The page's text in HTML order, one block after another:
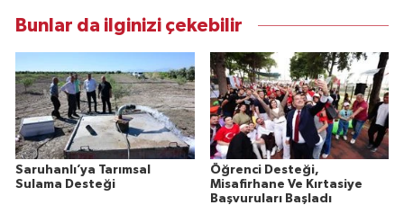
Bunlar da ilginizi çekebilir
Saruhanlı’ya Tarımsal
Sulama Desteği
Öğrenci Desteği,
Misafirhane Ve Kırtasiye
Başvuruları Başladı